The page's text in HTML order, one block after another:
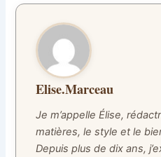
Elise.Marceau
Je m’appelle Élise,
matières, le style et le
Depuis plus de dix ans,